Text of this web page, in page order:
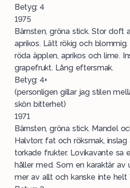
Betyg: 4
1975
Bärnsten, gröna stick. Stor doft
aprikos. Lätt rökig och
röda äpplen, aprikos och lime.
grapefrukt. Lång eftersmak.
Betyg: 4+
(personligen gillar jag stilen
skön bitterhet)
1971
Bärnsten, gröna stick. Mandel
Halvtorr, fat och röksmak,
torkade frukter. Lovikavante sa
håller med. Som en karaktär av
mer av allt och kanske inte helt